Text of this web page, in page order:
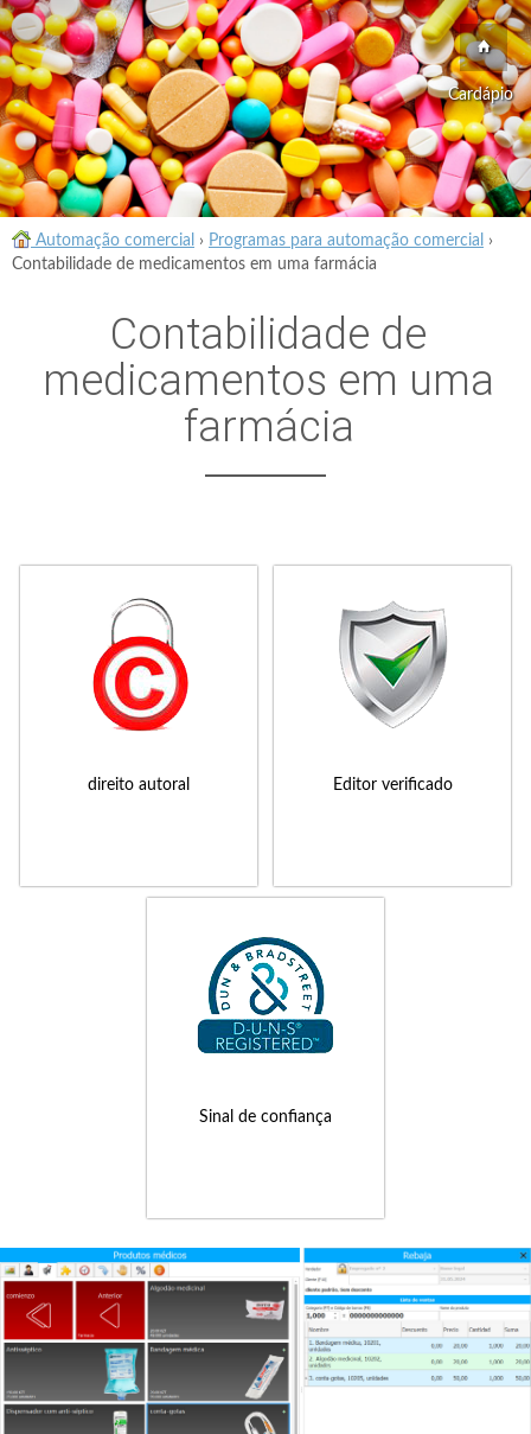
Cardápio
Automação comercial › Programas para automação comercial
›
Contabilidade de medicamentos em uma farmácia
Contabilidade de
medicamentos em uma
farmácia
direito autoral Editor verificado
Sinal de confiança